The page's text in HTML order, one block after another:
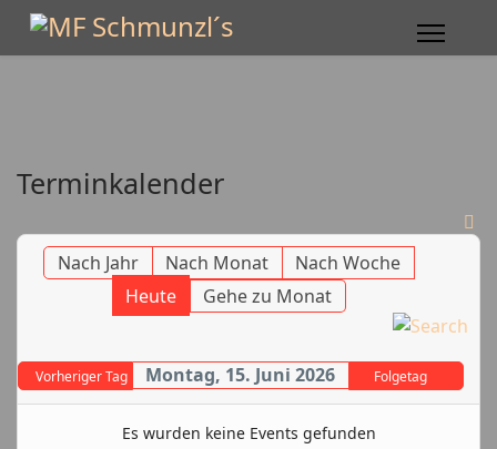
Terminkalender
Nach Jahr Nach Monat
Nach Woche
Heute
Gehe zu Monat
Vorheriger Tag Montag, 15. Juni 2026 Folgetag
Es wurden keine Events gefunden